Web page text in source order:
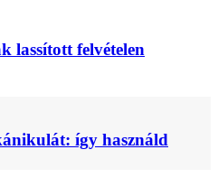
lassított felvételen
így használd